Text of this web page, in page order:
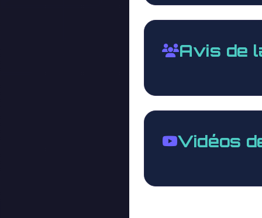
Avis de
Vidéos